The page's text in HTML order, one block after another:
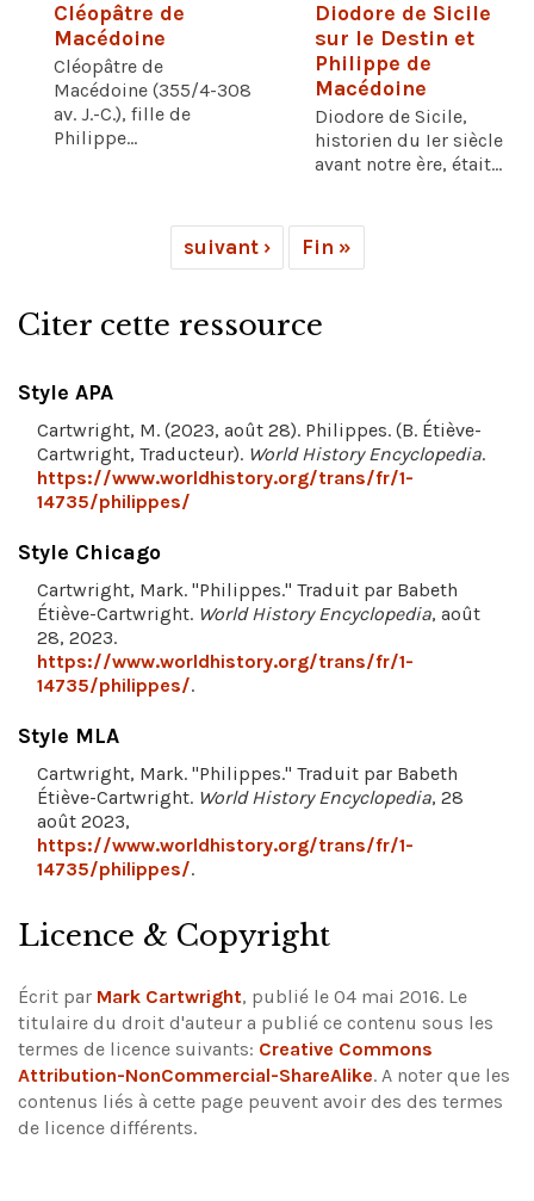
Cléopâtre de
Macédoine
Cléopâtre de
Macédoine (355/4-308
av. J.-C.), fille de
Philippe...
Diodore de Sicile
sur le Destin et
Philippe de
Macédoine
Diodore de Sicile,
historien du Ier siècle
avant notre ère, était...
suivant › Fin »
Citer cette ressource
Style APA
Cartwright, M. (2023, août 28). Philippes. (B. Étiève-
Cartwright, Traducteur). World History Encyclopedia.
https://www.worldhistory.org/trans/fr/1-
14735/philippes/
Style Chicago
Cartwright, Mark. "Philippes." Traduit par Babeth
Étiève-Cartwright. World History Encyclopedia, août
28, 2023.
https://www.worldhistory.org/trans/fr/1-
14735/philippes/.
Style MLA
Cartwright, Mark. "Philippes." Traduit par Babeth
Étiève-Cartwright. World History Encyclopedia, 28
août 2023,
https://www.worldhistory.org/trans/fr/1-
14735/philippes/.
Licence & Copyright
Écrit par Mark Cartwright, publié le 04 mai 2016. Le
titulaire du droit d'auteur a publié ce contenu sous les
termes de licence suivants: Creative Commons
Attribution-NonCommercial-ShareAlike. A noter que les
contenus liés à cette page peuvent avoir des des termes
de licence différents.